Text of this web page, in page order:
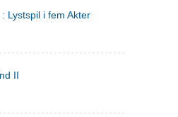
Lystspil i fem Akter
II